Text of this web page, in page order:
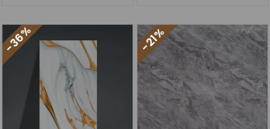
-36% -21%